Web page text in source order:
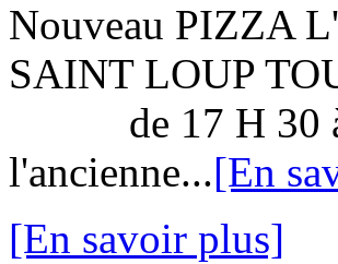
Nouveau PIZZA
SAINT LOUP
de 17 H 30 à
l'ancienne...[En
[En savoir plus]